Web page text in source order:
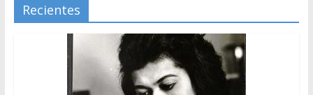
Recientes